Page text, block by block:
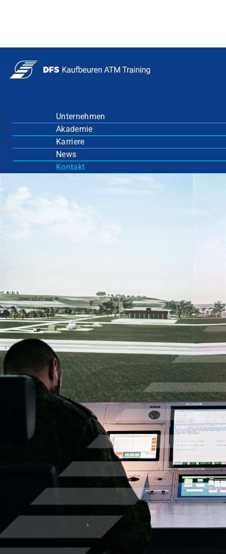
Unternehmen
Akademie
Karriere
News
Kontakt